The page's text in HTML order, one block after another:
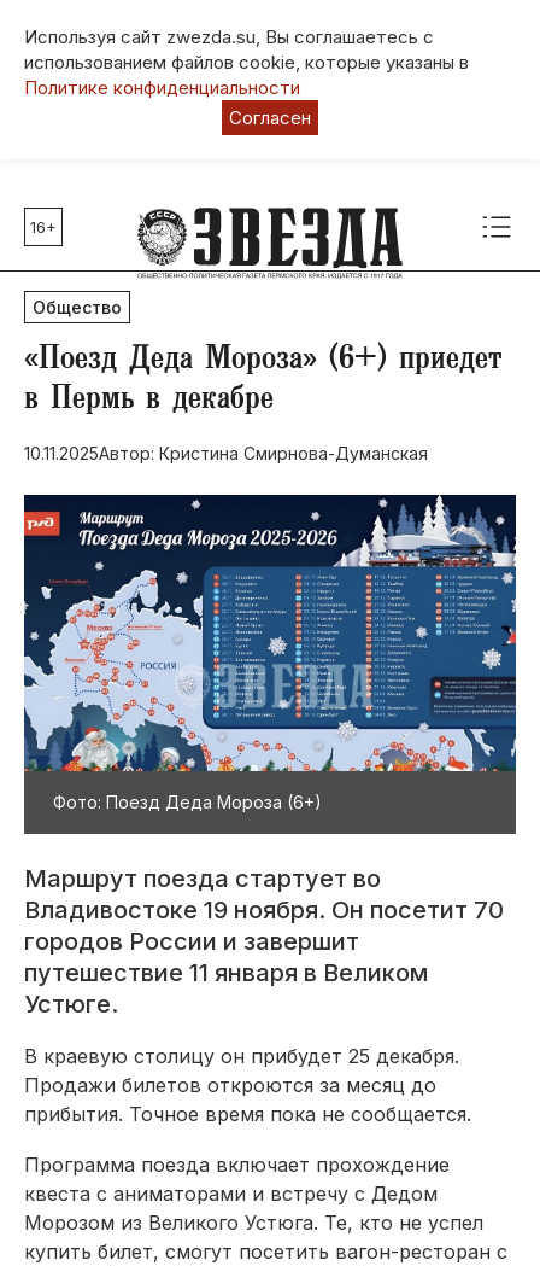
Используя сайт zwezda.su, Вы соглашаетесь с
использованием файлов cookie, которые указаны в
Политике конфиденциальности
Согласен
Главные темы
80 лет Победы
Молодежная столица РФ
СВО
Выборы в Пермском крае
Социальная поддержка
Инфраструктура
Благоустройство
16+
Общество
«Поезд Деда Мороза» (6+) приедет
в Пермь в декабре
10.11.2025Автор: Кристина Смирнова-Думанская
Фото: Поезд Деда Мороза (6+)
Маршрут поезда стартует во
Владивостоке 19 ноября. Он посетит 70
городов России и завершит
путешествие 11 января в Великом
Устюге.
В краевую столицу он прибудет 25 декабря.
Продажи билетов откроются за месяц до
прибытия. Точное время пока не сообщается.
Программа поезда включает прохождение
квеста с аниматорами и встречу с Дедом
Морозом из Великого Устюга. Те, кто не успел
купить билет, смогут посетить вагон-ресторан с